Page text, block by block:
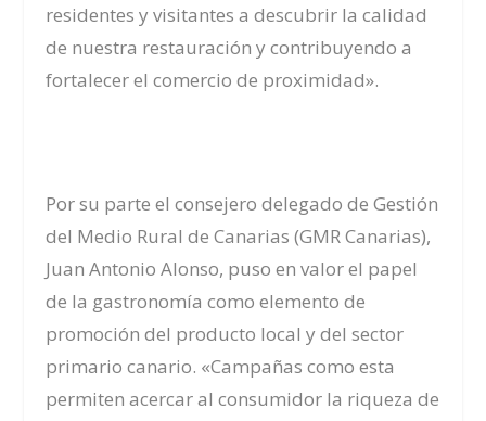
residentes y visitantes a descubrir la calidad
de nuestra restauración y contribuyendo a
fortalecer el comercio de proximidad».
Por su parte el consejero delegado de Gestión
del Medio Rural de Canarias (GMR Canarias),
Juan Antonio Alonso, puso en valor el papel
de la gastronomía como elemento de
promoción del producto local y del sector
primario canario. «Campañas como esta
permiten acercar al consumidor la riqueza de